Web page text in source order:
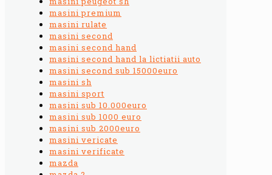
masini premium
masini rulate
masini second
masini second hand
masini second hand la lictiatii auto
masini second sub 15000euro
masini sh
masini sport
masini sub 10.000euro
masini sub 1000 euro
masini sub 2000euro
masini vericate
masini verificate
mazda